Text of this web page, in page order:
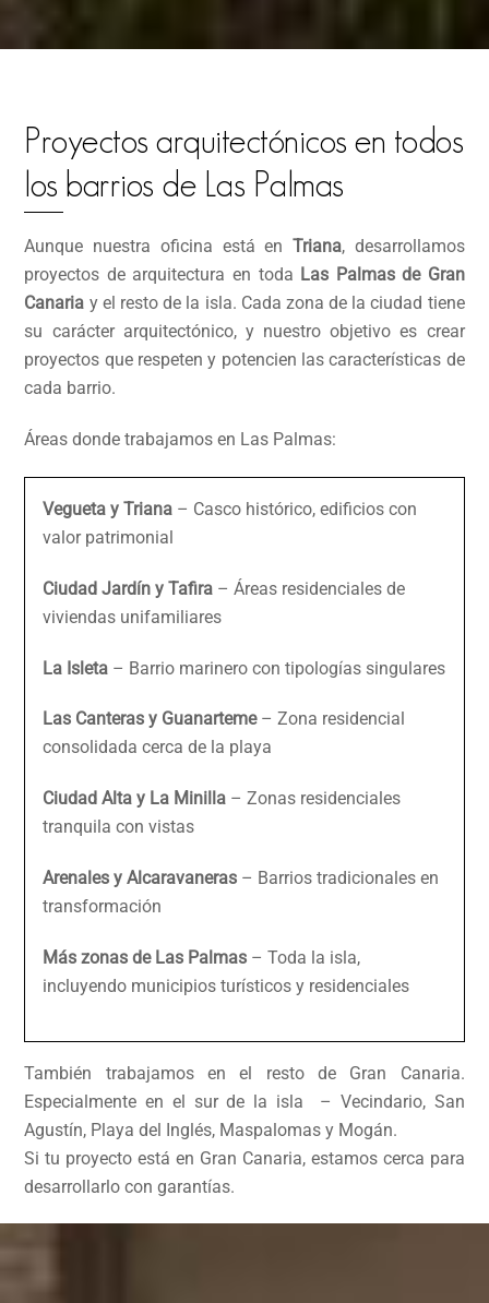
Proyectos arquitectónicos en todos
los barrios de Las Palmas
Aunque nuestra oficina está en Triana, desarrollamos
proyectos de arquitectura en toda Las Palmas de Gran
Canaria y el resto de la isla. Cada zona de la ciudad tiene
su carácter arquitectónico, y nuestro objetivo es crear
proyectos que respeten y potencien las características de
cada barrio.
Áreas donde trabajamos en Las Palmas:
Vegueta y Triana – Casco histórico, edificios con
valor patrimonial
Ciudad Jardín y Tafira – Áreas residenciales de
viviendas unifamiliares
La Isleta – Barrio marinero con tipologías singulares
Las Canteras y Guanarteme– Zona residencial
consolidada cerca de la playa
Ciudad Alta y La Minilla – Zonas residenciales
tranquila con vistas
Arenales y Alcaravaneras – Barrios tradicionales en
transformación
Más zonas de Las Palmas – Toda la isla,
incluyendo municipios turísticos y residenciales
También trabajamos en el resto de Gran Canaria.
Especialmente en el sur de la isla – Vecindario, San
Agustín, Playa del Inglés, Maspalomas y Mogán.
Si tu proyecto está en Gran Canaria, estamos cerca para
desarrollarlo con garantías.